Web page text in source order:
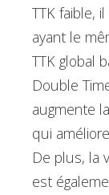
TTK faible,
ayant le
TTK global
Double
augmente
qui
De plus, la
est